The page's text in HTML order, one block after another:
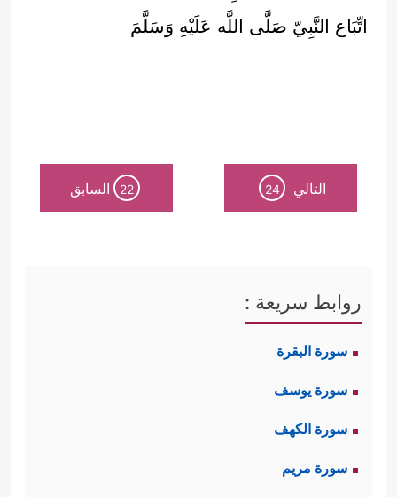
اتِّبَاع النَّبِيّ صَلَّى اللَّه عَلَيْهِ وَسَلَّمَ
التالي 24
22 السابق
روابط سريعة :
سورة البقرة
سورة يوسف
سورة الكهف
سورة مريم